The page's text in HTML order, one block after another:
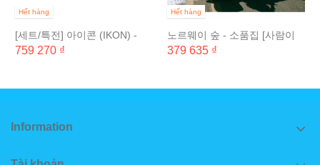
Hết hàng
[세트/특전] 아이콘 (IKON) -
NEW KIDS :...
759 270 ₫
Hết hàng
노르웨이 숲 - 소품집 [사람이
사람을 좋아하는 건]
379 635 ₫
Information